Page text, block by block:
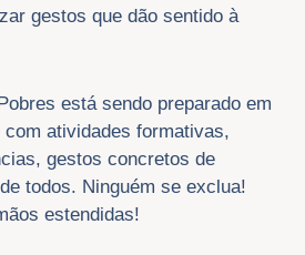
gestos que dão sentido à
está sendo preparado em
com atividades formativas,
gestos concretos de
todos. Ninguém se exclua!
estendidas!